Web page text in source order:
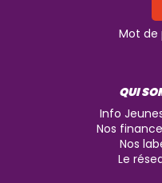
Mot de
QUI
Info
Nos
Nos
Le